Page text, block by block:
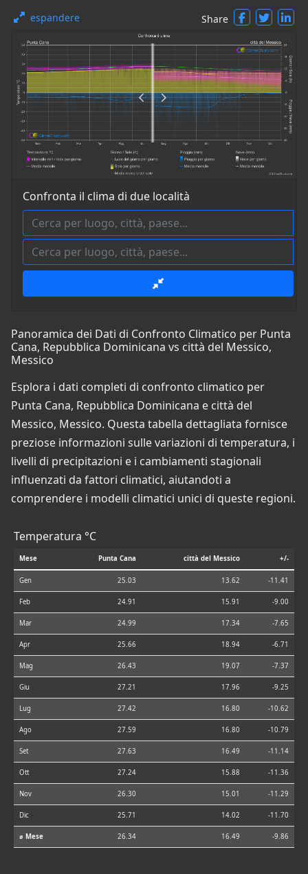
espandere Share
Confronta il clima di due località
Panoramica dei Dati di Confronto Climatico per Punta
Cana, Repubblica Dominicana vs città del Messico,
Messico
Esplora i dati completi di confronto climatico per
Punta Cana, Repubblica Dominicana e città del
Messico, Messico. Questa tabella dettagliata fornisce
preziose informazioni sulle variazioni di temperatura, i
livelli di precipitazioni e i cambiamenti stagionali
influenzati da fattori climatici, aiutandoti a
comprendere i modelli climatici unici di queste regioni.
Temperatura °C
Mese Punta Cana città del Messico +/-
Gen 25.03 13.62 -11.41
Feb 24.91 15.91 -9.00
Mar 24.99 17.34 -7.65
Apr 25.66 18.94 -6.71
Mag 26.43 19.07 -7.37
Giu 27.21 17.96 -9.25
Lug 27.42 16.80 -10.62
Ago 27.59 16.80 -10.79
Set 27.63 16.49 -11.14
Ott 27.24 15.88 -11.36
Nov 26.30 15.01 -11.29
Dic 25.71 14.02 -11.70
⌀ Mese 26.34 16.49 -9.86